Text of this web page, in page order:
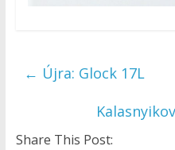
← Újra: Glock 17L
Share This Post: